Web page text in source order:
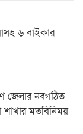
৬ বাইকার
জেলার নবগঠিত
শাখার মতবিনিময়